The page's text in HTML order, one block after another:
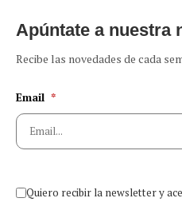
Apúntate a nuestra
Recibe las novedades de cada
Email *
Quiero recibir la newsletter y